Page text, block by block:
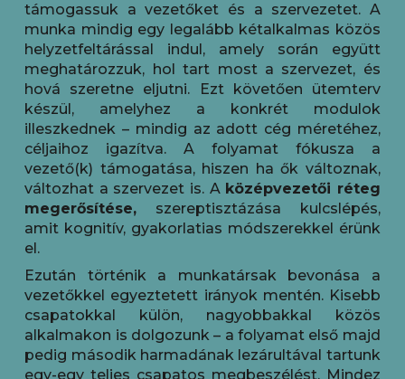
támogassuk a vezetőket és a szervezetet. A
munka mindig egy legalább kétalkalmas közös
helyzetfeltárással indul, amely során együtt
meghatározzuk, hol tart most a szervezet, és
hová szeretne eljutni. Ezt követően ütemterv
készül, amelyhez a konkrét modulok
illeszkednek – mindig az adott cég méretéhez,
céljaihoz igazítva. A folyamat fókusza a
vezető(k) támogatása, hiszen ha ők változnak,
változhat a szervezet is. A középvezetői réteg
megerősítése, szereptisztázása kulcslépés,
amit kognitív, gyakorlatias módszerekkel érünk
el.
Ezután történik a munkatársak bevonása a
vezetőkkel egyeztetett irányok mentén. Kisebb
csapatokkal külön, nagyobbakkal közös
alkalmakon is dolgozunk – a folyamat első majd
pedig második harmadának lezárultával tartunk
egy-egy teljes csapatos megbeszélést. Mindez